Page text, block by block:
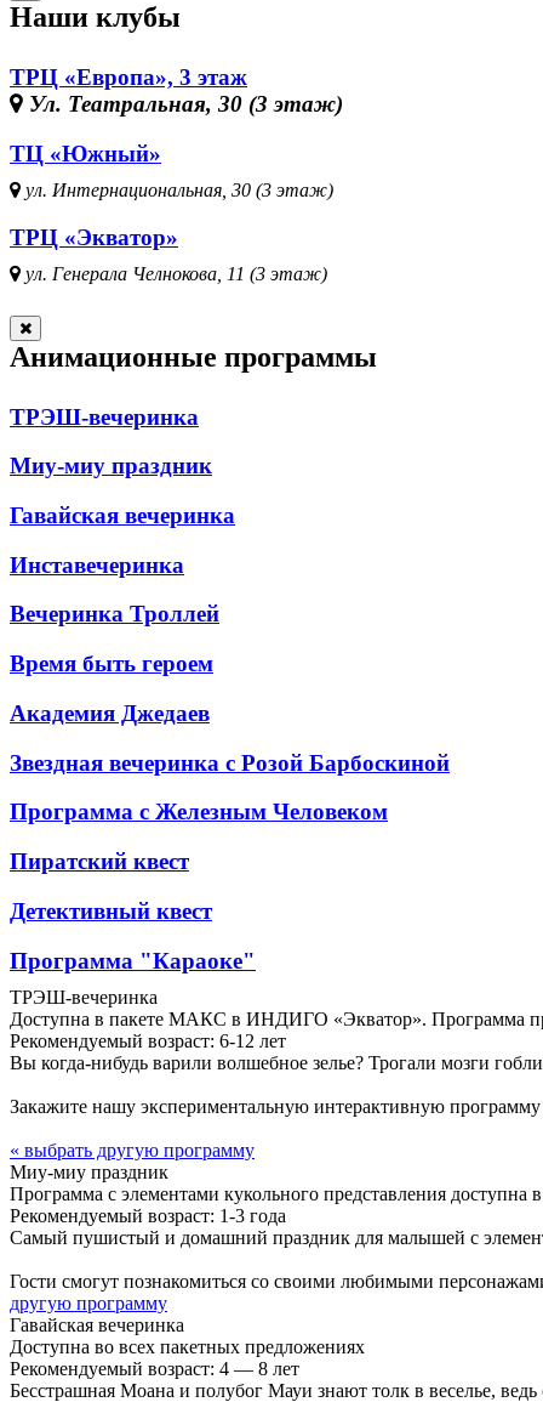
Наши клубы
ТРЦ «Европа», 3 этаж
Ул. Театральная, 30 (3 этаж)
ТЦ «Южный»
ул. Интернациональная, 30 (3 этаж)
ТРЦ «Экватор»
ул. Генерала Челнокова, 11 (3 этаж)
Анимационные программы
ТРЭШ-вечеринка
Миу-миу праздник
Гавайская вечеринка
Инставечеринка
Вечеринка Троллей
Время быть героем
Академия Джедаев
Звездная вечеринка с Розой Барбоскиной
Программа с Железным Человеком
Пиратский квест
Детективный квест
Программа "Караоке"
ТРЭШ-вечеринка
Доступна в пакете МАКС в ИНДИГО «Экватор». Программа
Рекомендуемый возраст: 6-12 лет
Вы когда-нибудь варили волшебное зелье? Трогали мозги
Закажите нашу экспериментальную интерактивную
« выбрать другую программу
Миу-миу праздник
Программа с элементами кукольного представления
Рекомендуемый возраст: 1-3 года
Самый пушистый и домашний праздник для малышей с
Гости смогут познакомиться со своими любимыми
другую программу
Гавайская вечеринка
Доступна во всех пакетных предложениях
Рекомендуемый возраст: 4 — 8 лет
Бесстрашная Моана и полубог Мауи знают толк в веселье,